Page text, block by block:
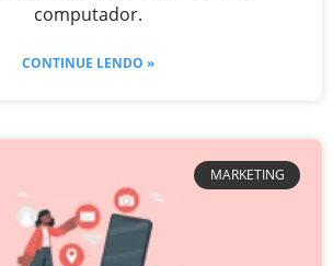
computador.
CONTINUE LENDO »
MARKETING